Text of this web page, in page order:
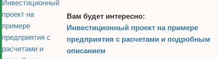
Вам будет интересно:
Инвестиционный проект на примере
предприятия с расчетами и подробным
описанием